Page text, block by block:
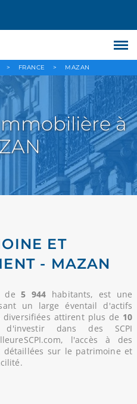
> FRANCE > MAZAN
à
ET
- MAZAN
de5 944 habitants, est une
un large éventail d'actifs
diversifiées attirent plus de 10
dans des SCPI
l'accès à des
détaillées sur le patrimoine et